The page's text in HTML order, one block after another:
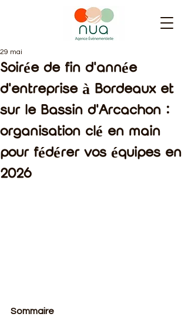
Soirée de fin d'année
d'entreprise à Bordeaux et
sur le Bassin d'Arcachon :
organisation clé en main
pour fédérer vos équipes en
2026
29 mai
Sommaire